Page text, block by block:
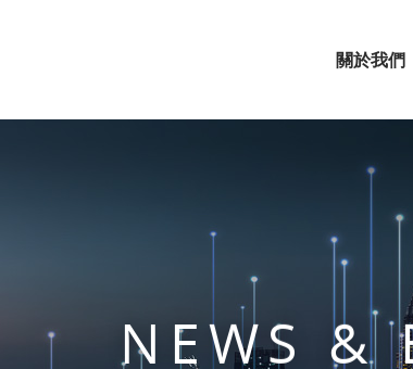
關於我們
NEWS &